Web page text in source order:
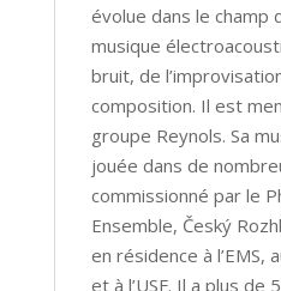
évolue dans le champ
musique
bruit, de
composition. Il est
groupe Reynols. Sa
jouée dans de
commissionné par le
Ensemble, Český
en résidence à l’EMS,
et à l’USF. Il a plus de